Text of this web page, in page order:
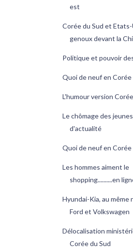
est
Corée du Sud et Etats-
genoux devant la
Politique et pouvoir
Quoi de neuf en Corée
L'humour version
Le chômage des
d'actualité
Quoi de neuf en Corée
Les hommes aiment le
shopping..........en
Hyundai-Kia, au même
Ford et Volkswagen
Délocalisation
Corée du Sud